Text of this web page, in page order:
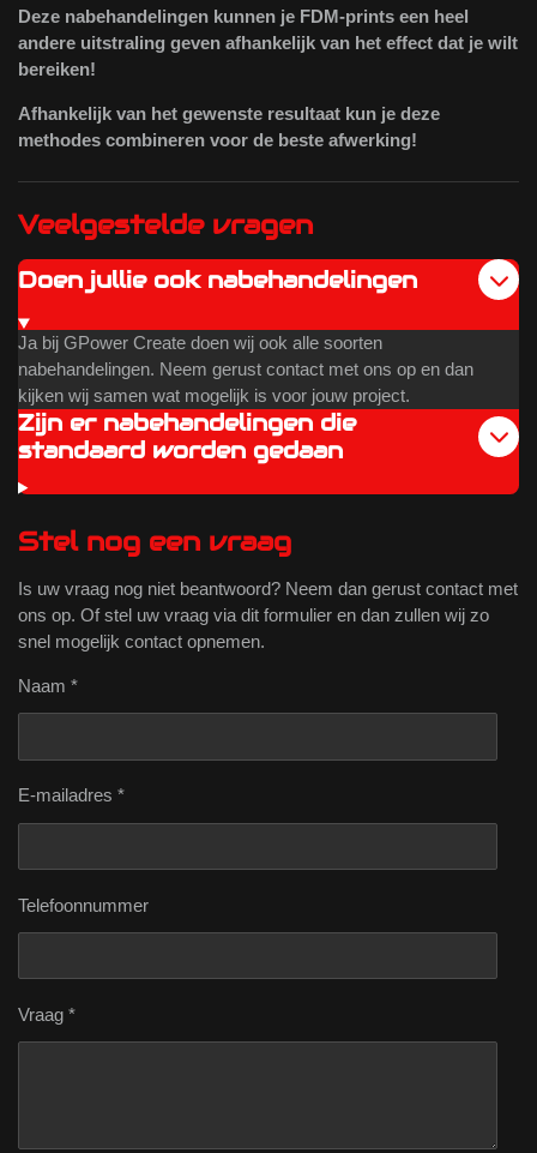
Deze nabehandelingen kunnen je FDM-prints een heel
andere uitstraling geven afhankelijk van het effect dat je wilt
bereiken!
Afhankelijk van het gewenste resultaat kun je deze
methodes combineren voor de beste afwerking!
Veelgestelde vragen
Doen jullie ook nabehandelingen
Ja bij GPower Create doen wij ook alle soorten
nabehandelingen. Neem gerust contact met ons op en dan
kijken wij samen wat mogelijk is voor jouw project.
Zijn er nabehandelingen die
standaard worden gedaan
Stel nog een vraag
Is uw vraag nog niet beantwoord? Neem dan gerust contact met
ons op. Of stel uw vraag via dit formulier en dan zullen wij zo
snel mogelijk contact opnemen.
Naam *
E-mailadres *
Telefoonnummer
Vraag *